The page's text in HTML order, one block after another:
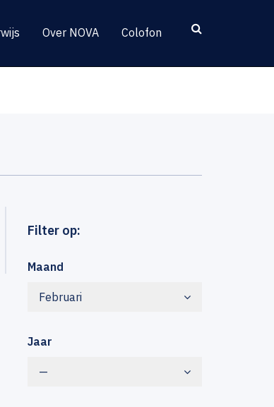
Over NOVA Colofon
Filter op:
Maand
Februari
Jaar
—